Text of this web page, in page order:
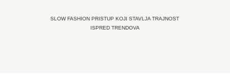
SLOW FASHION PRISTUP KOJI STAVLJA TRAJNOST
ISPRED TRENDOVA